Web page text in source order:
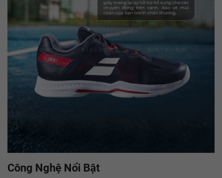
Công Nghệ Nổi Bật